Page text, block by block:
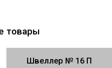
товары
Швеллер № 16 П